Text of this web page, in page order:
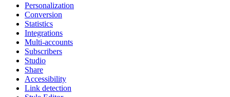
Personalization
Conversion
Statistics
Integrations
Multi-accounts
Subscribers
Studio
Share
Accessibility
Link detection